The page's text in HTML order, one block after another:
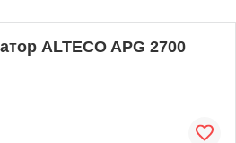
ALTECO APG 2700